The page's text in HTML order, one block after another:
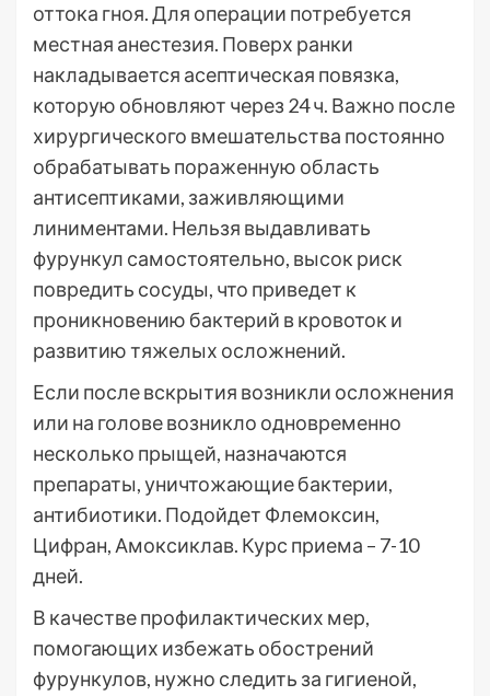
оттока гноя. Для операции потребуется
местная анестезия. Поверх ранки
накладывается асептическая повязка,
которую обновляют через 24 ч. Важно после
хирургического вмешательства постоянно
обрабатывать пораженную область
антисептиками, заживляющими
линиментами. Нельзя выдавливать
фурункул самостоятельно, высок риск
повредить сосуды, что приведет к
проникновению бактерий в кровоток и
развитию тяжелых осложнений.
Если после вскрытия возникли осложнения
или на голове возникло одновременно
несколько прыщей, назначаются
препараты, уничтожающие бактерии,
антибиотики. Подойдет Флемоксин,
Цифран, Амоксиклав. Курс приема – 7-10
дней.
В качестве профилактических мер,
помогающих избежать обострений
фурункулов, нужно следить за гигиеной,